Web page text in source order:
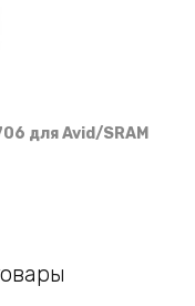
для Avid/SRAM